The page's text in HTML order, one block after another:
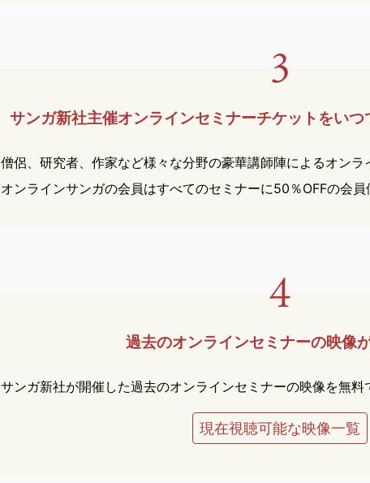
サンガ新社主催オンラインセミナーチケットをいつ
僧侶、研究者、作家など様々な分野の豪華講師陣によるオンラ
オンラインサンガの会員はすべてのセミナーに50％OFFの会員
過去のオンラインセミナーの映像
サンガ新社が開催した過去のオンラインセミナーの映像を無料
現在視聴可能な映像一覧